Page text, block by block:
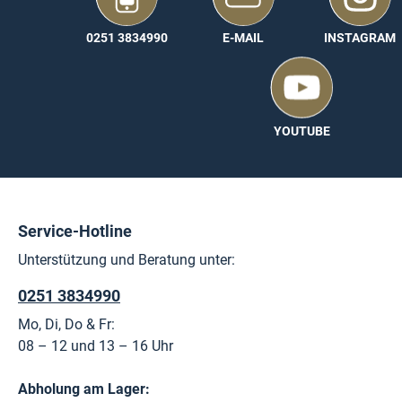
Hier gibt es weitere Infos:
Nachhaltigkeit
Wichtige technische Infos zu dieser Platte findest Du unter
0251 3834990 E-MAIL INSTAGRAM
YOUTUBE
Service-Hotline
Unterstützung und Beratung unter:
0251 3834990
Mo, Di, Do & Fr:
08 – 12 und 13 – 16 Uhr
Abholung am Lager: